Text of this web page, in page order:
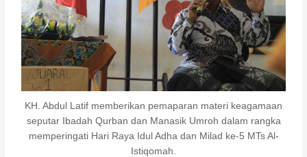
KH. Abdul Latif memberikan pemaparan materi keagamaan
seputar Ibadah Qurban dan Manasik Umroh dalam rangka
memperingati Hari Raya Idul Adha dan Milad ke-5 MTs Al-
Istiqomah.